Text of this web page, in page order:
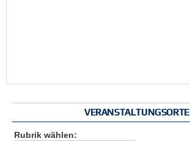
VERANSTALTUNGSORTE
Rubrik wählen: